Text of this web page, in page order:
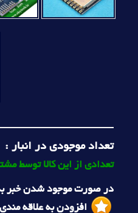
تعداد موجودی در انبار :
تعدادی از این کالا توسط
در صورت موجود شدن خبر
افزودن به علاقه